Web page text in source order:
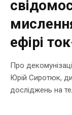
ефірі
Про
Юрій Сиротюк,
досліджень на